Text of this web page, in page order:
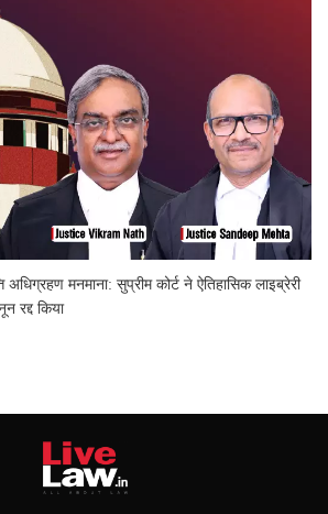
मनमाना: सुप्रीम कोर्ट ने ऐतिहासिक लाइब्रेरी
रद्द किया